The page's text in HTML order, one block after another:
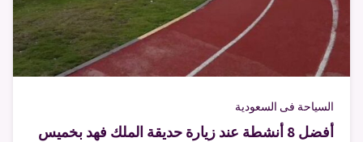
السياحة فى السعودية
أفضل 8 أنشطة عند زيارة حديقة الملك فهد بخميس